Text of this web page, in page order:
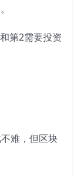
第2需要投资
难，但区块